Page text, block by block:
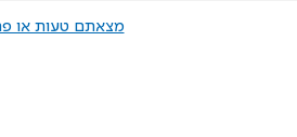
מצאתם טעות או